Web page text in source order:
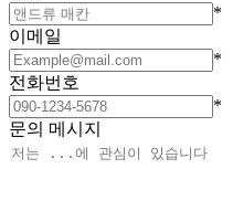
*
이메일
*
전화번호
*
문의 메시지